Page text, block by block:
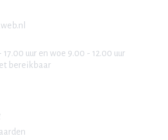
uur en woe 9.00 - 12.00 uur
bereikbaar